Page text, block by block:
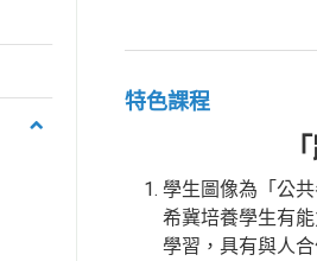
特色課程
學生圖像為「公
希冀培養學生有
學習，具有與人